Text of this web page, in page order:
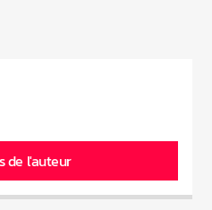
de l'auteur